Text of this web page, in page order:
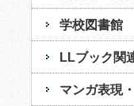
学校図書館
LLブック関
マンガ表現